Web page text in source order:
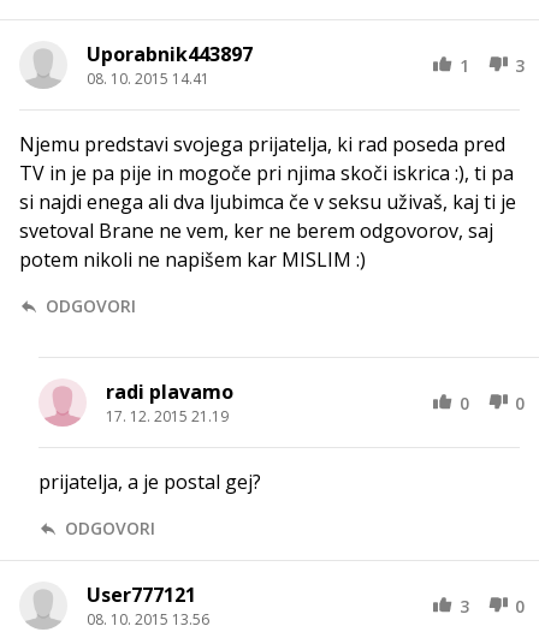
Uporabnik443897
08. 10. 2015 14.41
1 3
Njemu predstavi svojega prijatelja, ki rad poseda pred
TV in je pa pije in mogoče pri njima skoči iskrica :), ti pa
si najdi enega ali dva ljubimca če v seksu uživaš, kaj ti je
svetoval Brane ne vem, ker ne berem odgovorov, saj
potem nikoli ne napišem kar MISLIM :)
ODGOVORI
radi plavamo
17. 12. 2015 21.19
0 0
prijatelja, a je postal gej?
ODGOVORI
User777121
08. 10. 2015 13.56
3 0